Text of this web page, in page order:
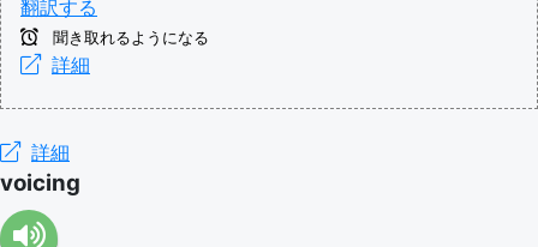
翻訳する
聞き取れるようになる
詳細
詳細
voicing